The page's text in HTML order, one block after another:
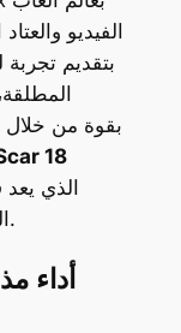
الفيديو
18
الحوسبة المحمولة والألعاب الاحترافية.
أداء